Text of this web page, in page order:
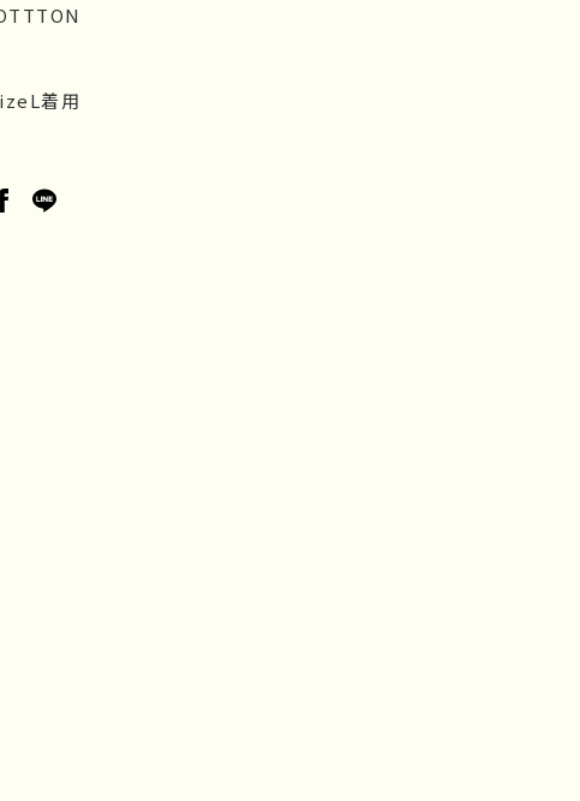
着用